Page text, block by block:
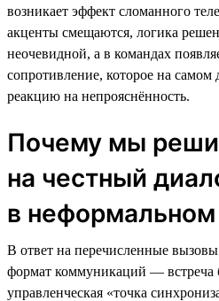
возникает эффект сломанного
акценты смещаются, логика
неочевидной, а в командах
сопротивление, которое на самом
реакцию на непрояснённость.
Почему мы
на честный
в неформальном
В ответ на перечисленные
формат коммуникаций — встреча
управленческая «точка